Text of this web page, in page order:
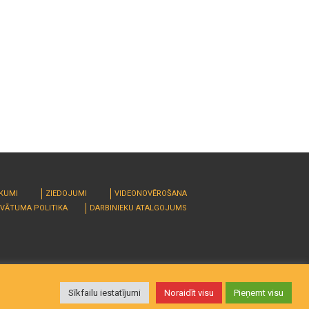
ZIEDOJUMI
VIDEONOVĒROŠANA
POLITIKA
DARBINIEKU ATALGOJUMS
Sīkfailu iestatījumi Noraidīt visu Pieņemt visu